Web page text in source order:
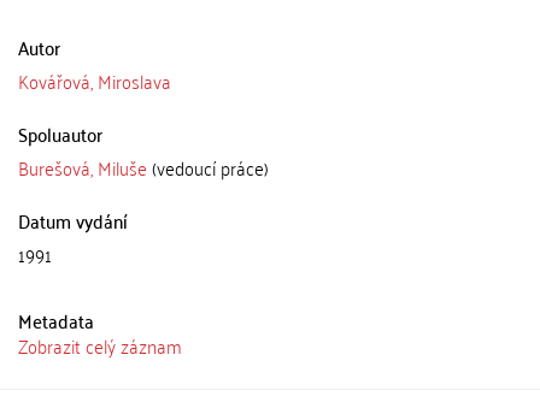
Autor
Kovářová, Miroslava
Spoluautor
Burešová, Miluše(vedoucí práce)
Datum vydání
1991
Metadata
Zobrazit celý záznam